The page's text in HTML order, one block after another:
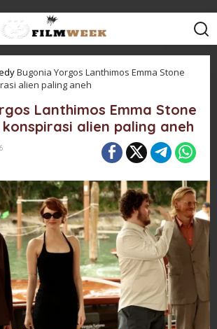
Bugonia Yorgos Lanthimos Emma Stone
alien paling aneh
Lanthimos Emma Stone
alien paling aneh